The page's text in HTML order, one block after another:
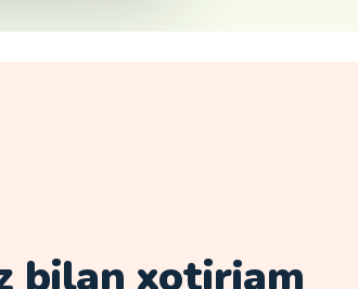
bilan xotirjam